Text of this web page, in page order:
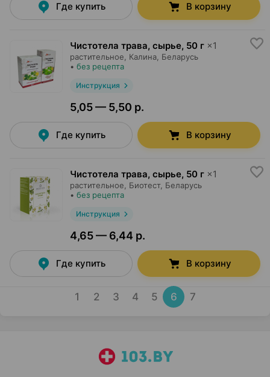
Где купить В корзину
Чистотела трава, сырье, 50 г ×1
растительное, Калина , Беларусь
• без рецепта
Инструкция
5,05 — 5,50 р.
Где купить В корзину
Чистотела трава, сырье, 50 г ×1
растительное, Биотест, Беларусь
• без рецепта
Инструкция
4,65 — 6,44 р.
Где купить В корзину
1 2 3 4 5 6 7